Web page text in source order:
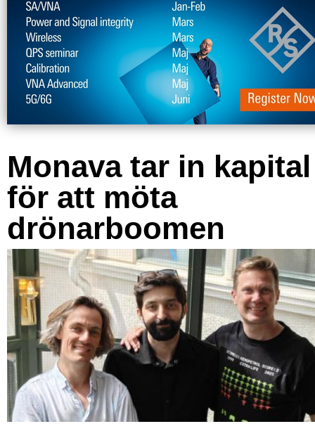
Monava tar in kapital
för att möta
drönarboomen